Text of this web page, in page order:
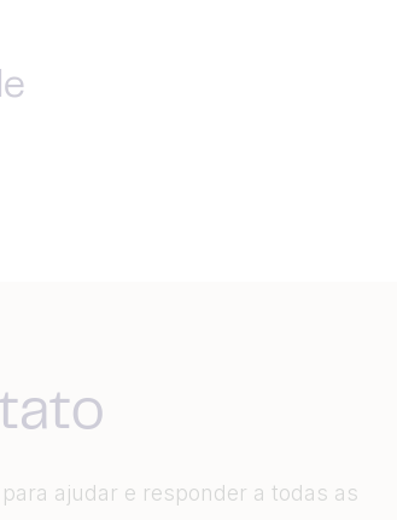
ajudar e responder a todas as